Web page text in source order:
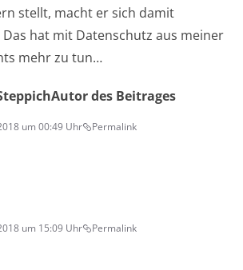
stellt, macht er sich damit
hat mit Datenschutz aus meiner
mehr zu tun…
Autor des Beitrages
um 00:49 Uhr Permalink
um 15:09 Uhr Permalink